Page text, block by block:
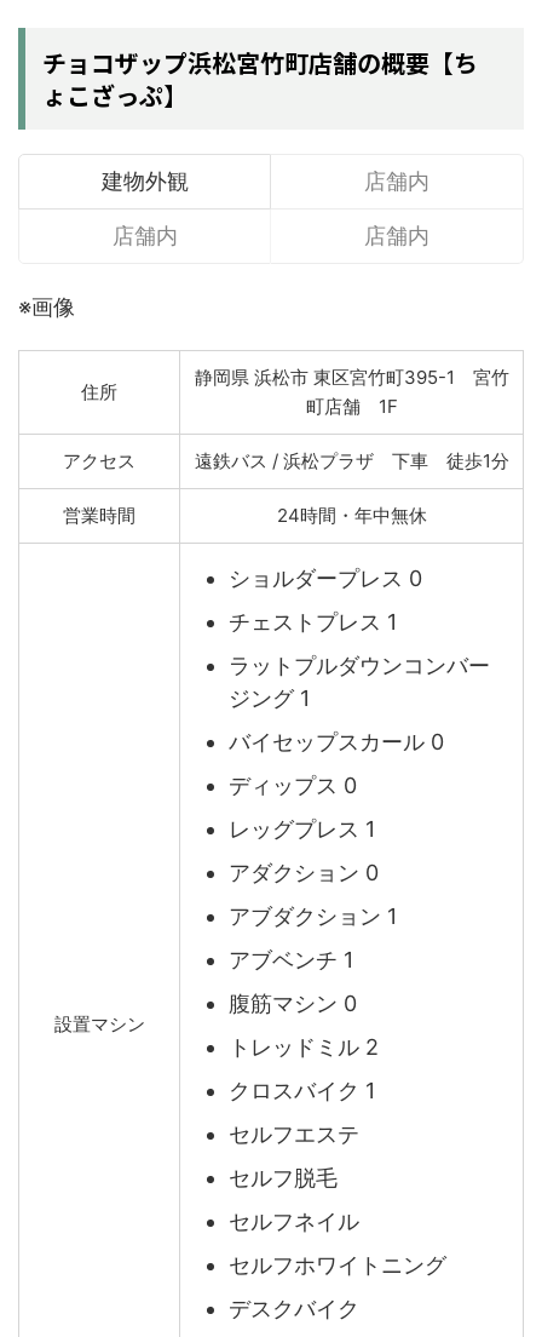
チョコザップ浜松宮竹町店舗の概要【ち
ょこざっぷ】
建物外観 店舗内
店舗内 店舗内
※画像
住所
静岡県 浜松市 東区宮竹町395-1 宮竹
町店舗 1F
アクセス 遠鉄バス / 浜松プラザ 下車 徒歩1分
営業時間 24時間・年中無休
設置マシン
ショルダープレス 0
チェストプレス 1
ラットプルダウンコンバー
ジング 1
バイセップスカール 0
ディップス 0
レッグプレス 1
アダクション 0
アブダクション 1
アブベンチ 1
腹筋マシン 0
トレッドミル 2
クロスバイク 1
セルフエステ
セルフ脱毛
セルフネイル
セルフホワイトニング
デスクバイク